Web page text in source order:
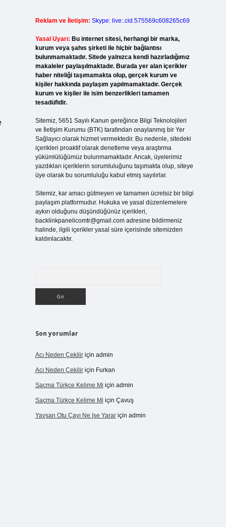
Reklam ve İletişim: Skype: live:.cid.575569c608265c69
Yasal Uyarı: Bu internet sitesi, herhangi bir marka,
kurum veya şahıs şirketi ile hiçbir bağlantısı
bulunmamaktadır. Sitede yalnızca kendi hazırladığımız
makaleler paylaşılmaktadır. Burada yer alan içerikler
haber niteliği taşımamakta olup, gerçek kurum ve
kişiler hakkında paylaşım yapılmamaktadır. Gerçek
kurum ve kişiler ile isim benzerlikleri tamamen
tesadüfidir.
Sitemiz, 5651 Sayılı Kanun gereğince Bilgi Teknolojileri
ve İletişim Kurumu (BTK) tarafından onaylanmış bir Yer
Sağlayıcı olarak hizmet vermektedir. Bu nedenle, sitedeki
içerikleri proaktif olarak denetleme veya araştırma
yükümlülüğümüz bulunmamaktadır. Ancak, üyelerimiz
yazdıkları içeriklerin sorumluluğunu taşımakta olup, siteye
üye olarak bu sorumluluğu kabul etmiş sayılırlar.
Sitemiz, kar amacı gütmeyen ve tamamen ücretsiz bir bilgi
paylaşım platformudur. Hukuka ve yasal düzenlemelere
aykırı olduğunu düşündüğünüz içerikleri,
backlinkpanelicomtr@gmail.comadresine bildirmeniz
halinde, ilgili içerikler yasal süre içerisinde sitemizden
kaldırılacaktır.
Son yorumlar
Acı Neden Çekiliriçin admin
Acı Neden Çekiliriçin Furkan
Saçma Türkçe Kelime Mi için admin
Saçma Türkçe Kelime Mi için Çavuş
Yavşan Otu Çayı Ne Işe Yarariçin admin